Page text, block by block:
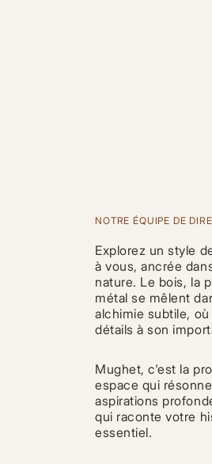
NOTRE ÉQUIPE DE
Explorez un style
à vous, ancrée
nature. Le bois, la
métal se mêlent
alchimie subtile,
détails à son
Mughet, c'est la
espace qui
aspirations
qui raconte votre
essentiel.